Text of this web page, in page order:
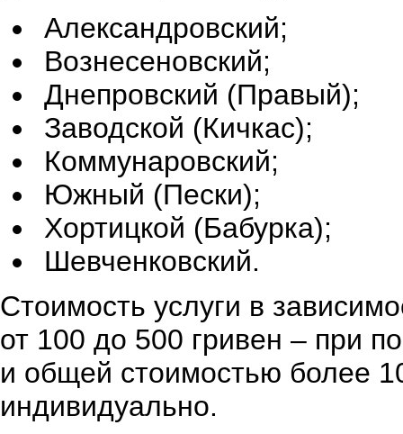
Александровский;
Вознесеновский;
Днепровский (Правый);
Заводской (Кичкас);
Коммунаровский;
Южный (Пески);
Хортицкой (Бабурка);
Шевченковский.
Стоимость услуги в
от 100 до 500 гривен – при
и общей стоимостью более
индивидуально.